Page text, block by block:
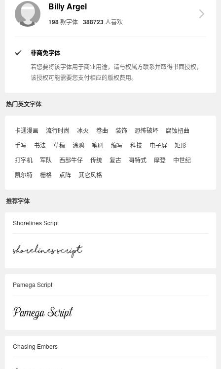
Billy Argel
198款字体 388723 人喜欢
非商免字体
若您要将该字体用于商业用途，请与权属方联系并取得书面授权，
该授权可能需要您支付相应的版权费用。
热门英文字体
卡通漫画 流行时尚 冰火 卷曲 装饰 恐怖破坏
腐蚀扭曲
手写
书法 草稿 涂鸦 笔刷 缩写 科技 电子屏
矩形
打字机
军队 西部牛仔 传统 复古 哥特式 摩登
中世纪
凯尔特
栅格 点阵 其它风格
推荐字体
Shorelines Script
Pamega Script
Chasing Embers